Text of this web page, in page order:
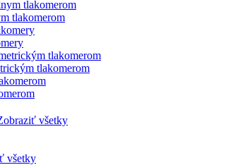
tlakomerom
tlakomerom
všetky
všetky